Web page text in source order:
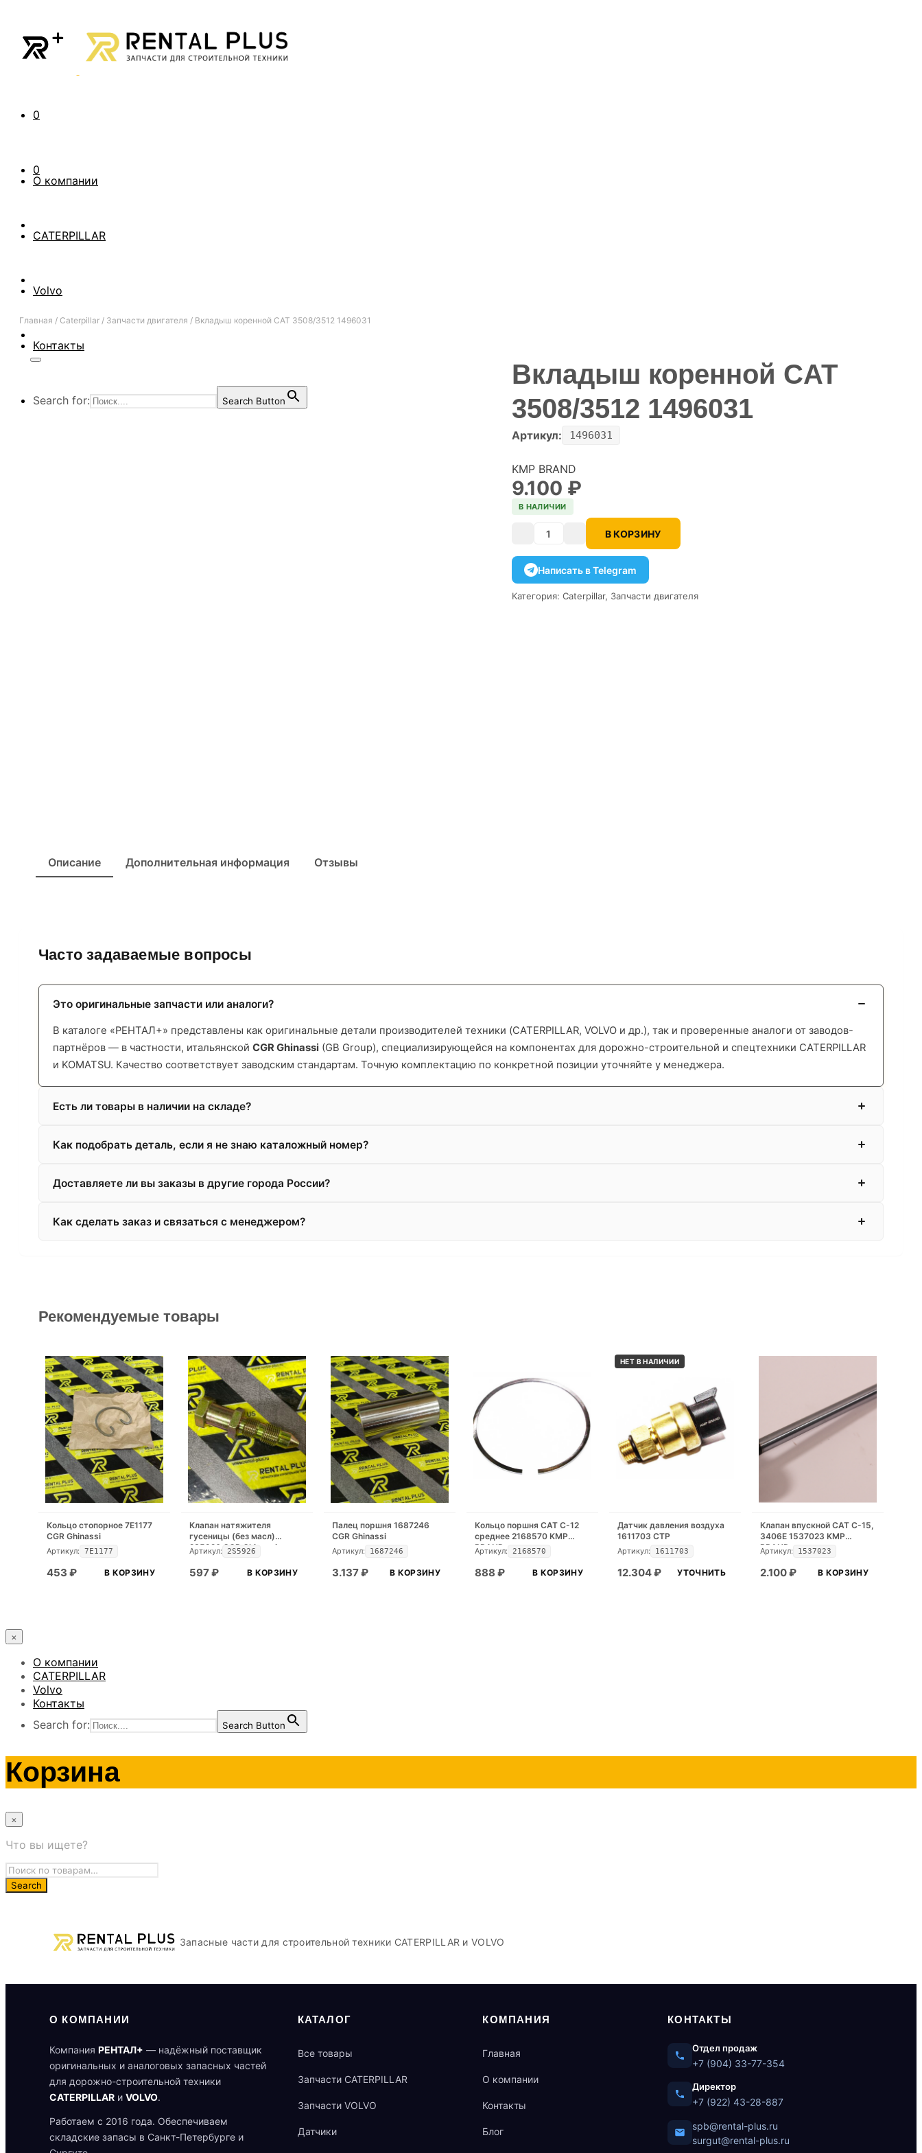
0
0
О компании
CATERPILLAR
Volvo
Контакты
Search for: Search Button
Главная / Caterpillar / Запчасти двигателя / Вкладыш коренной CAT 3508/3512 1496031
Вкладыш коренной CAT
3508/3512 1496031
Артикул: 1496031
KMP BRAND
9.100 ₽
В НАЛИЧИИ
Количество В КОРЗИНУ
Написать в Telegram
Категория: Caterpillar, Запчасти двигателя
Описание Дополнительная информация Отзывы
Часто задаваемые вопросы
Это оригинальные запчасти или аналоги?
В каталоге «РЕНТАЛ+» представлены как оригинальные детали производителей техники (CATERPILLAR, VOLVO и др.), так и проверенные аналоги от заводов-
партнёров — в частности, итальянской CGR Ghinassi (GB Group), специализирующейся на компонентах для дорожно-строительной и спецтехники CATERPILLAR
и KOMATSU. Качество соответствует заводским стандартам. Точную комплектацию по конкретной позиции уточняйте у менеджера.
Есть ли товары в наличии на складе?
Как подобрать деталь, если я не знаю каталожный номер?
Доставляете ли вы заказы в другие города России?
Как сделать заказ и связаться с менеджером?
Рекомендуемые товары
Кольцо стопорное 7E1177
CGR Ghinassi
Артикул: 7E1177
453 ₽ В КОРЗИНУ
Клапан натяжителя
гусеницы (без масл)
2S5926 CGR Ghinassi
Артикул: 2S5926
597₽ В КОРЗИНУ
Палец поршня 1687246
CGR Ghinassi
Артикул: 1687246
3.137₽ В КОРЗИНУ
Кольцо поршня CAT C-12
среднее 2168570 KMP
BRAND
Артикул: 2168570
888 ₽ В КОРЗИНУ
НЕТ В НАЛИЧИИ
Датчик давления воздуха
1611703 CTP
Артикул: 1611703
12.304₽ УТОЧНИТЬ
Клапан впускной CAT C-15,
3406E 1537023 KMP
BRAND
Артикул: 1537023
2.100₽ В КОРЗИНУ
×
О компании
CATERPILLAR
Volvo
Контакты
Search for:
Search Button
Корзина
×
Что вы ищете?
Запасные части для строительной техники CATERPILLAR и VOLVO
О КОМПАНИИ
Компания РЕНТАЛ+ — надёжный поставщик
оригинальных и аналоговых запасных частей
для дорожно-строительной техники
CATERPILLAR и VOLVO.
Работаем с 2016 года. Обеспечиваем
складские запасы в Санкт-Петербурге и
КАТАЛОГ
Все товары
Запчасти CATERPILLAR
Запчасти VOLVO
Датчики
КОМПАНИЯ
Главная
О компании
Контакты
Блог
КОНТАКТЫ
Отдел продаж
+7 (904) 33-77-354
Директор
+7 (922) 43-28-887
spb@rental-plus.ru
surgut@rental-plus.ru